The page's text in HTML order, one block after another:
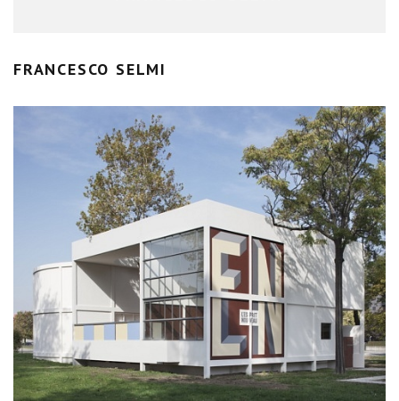
FRANCESCO SELMI